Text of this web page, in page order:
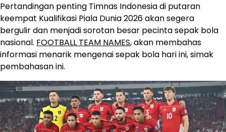
Pertandingan penting Timnas Indonesia di putaran
keempat Kualifikasi Piala Dunia 2026 akan segera
bergulir dan menjadi sorotan besar pecinta sepak bola
nasional. FOOTBALL TEAM NAMES, akan membahas
informasi menarik mengenai sepak bola hari ini, simak
pembahasan ini.